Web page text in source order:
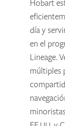
Hobart
día y
en el
Lineage.
múltiples